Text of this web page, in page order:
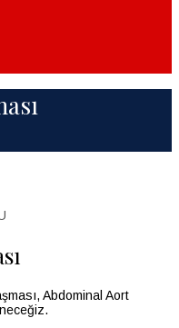
Abdominal Aort